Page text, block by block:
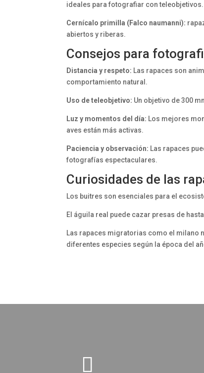
ideales para fotografiar con teleobjetivos.
Cernícalo primilla (Falco naumanni):
abiertos y riberas.
Consejos para
Distancia y respeto: Las rapaces son
comportamiento natural.
Uso de teleobjetivo: Un objetivo de 300
Luz y momentos del día: Los mejores
aves están más activas.
Paciencia y observación: Las rapaces
fotografías espectaculares.
Curiosidades de las
Los buitres son esenciales para el
El águila real puede cazar presas de
Las rapaces migratorias como el
diferentes especies según la época del